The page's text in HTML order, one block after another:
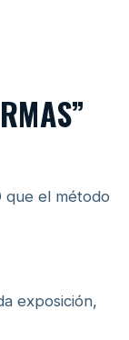
que el método
exposición,